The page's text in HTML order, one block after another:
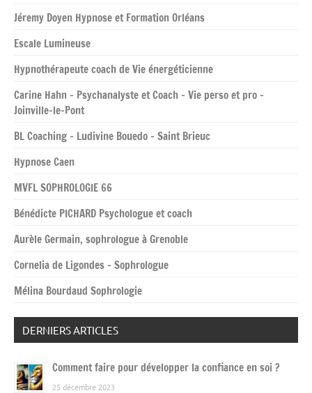
Jéremy Doyen Hypnose et Formation Orléans
Escale Lumineuse
Hypnothérapeute coach de Vie énergéticienne
Carine Hahn – Psychanalyste et Coach – Vie perso et pro –
Joinville-le-Pont
BL Coaching – Ludivine Bouedo – Saint Brieuc
Hypnose Caen
MVFL SOPHROLOGIE 66
Bénédicte PICHARD Psychologue et coach
Aurèle Germain, sophrologue à Grenoble
Cornelia de Ligondes – Sophrologue
Mélina Bourdaud Sophrologie
DERNIERS ARTICLES
Comment faire pour développer la confiance en soi ?
25 décembre 2023